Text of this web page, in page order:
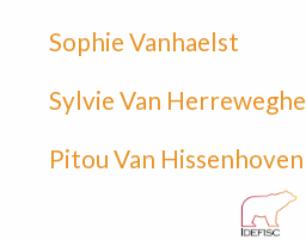
Sophie Vanhaelst
Sylvie Van Herreweghe
Pitou Van Hissenhoven